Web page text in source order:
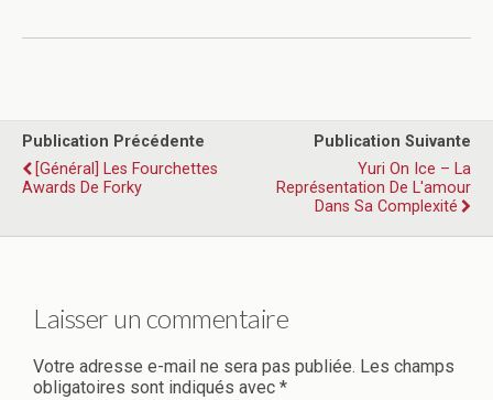
Publication Précédente
[Général] Les Fourchettes
Awards De Forky
Publication Suivante
Yuri On Ice – La
Représentation De L'amour
Dans Sa Complexité
Laisser un commentaire
Votre adresse e-mail ne sera pas publiée. Les champs
obligatoires sont indiqués avec *